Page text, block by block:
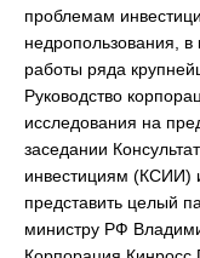
проблемам
недропользования,
работы ряда
Руководство
исследования на
заседании
инвестициям (КСИИ)
представить целый
министру РФ